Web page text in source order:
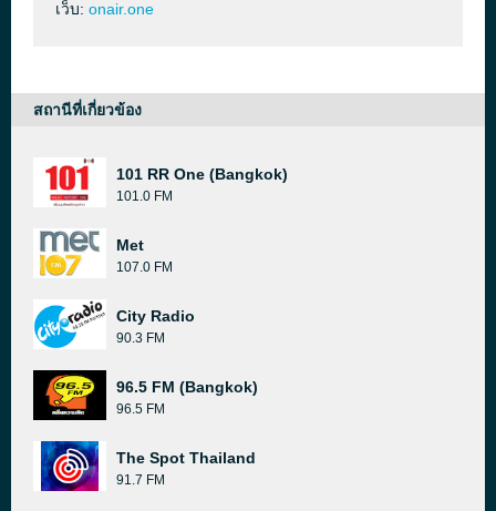
เว็บ: onair.one
สถานีที่เกี่ยวข้อง
101 RR One (Bangkok)
101.0 FM
Met
107.0 FM
City Radio
90.3 FM
96.5 FM (Bangkok)
96.5 FM
The Spot Thailand
91.7 FM